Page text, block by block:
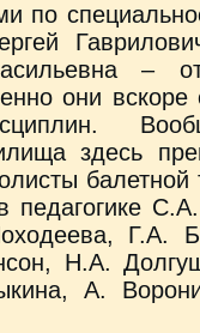
по
–
они вскоре
здесь
педагогике
Г.А.
Н.А.
А.